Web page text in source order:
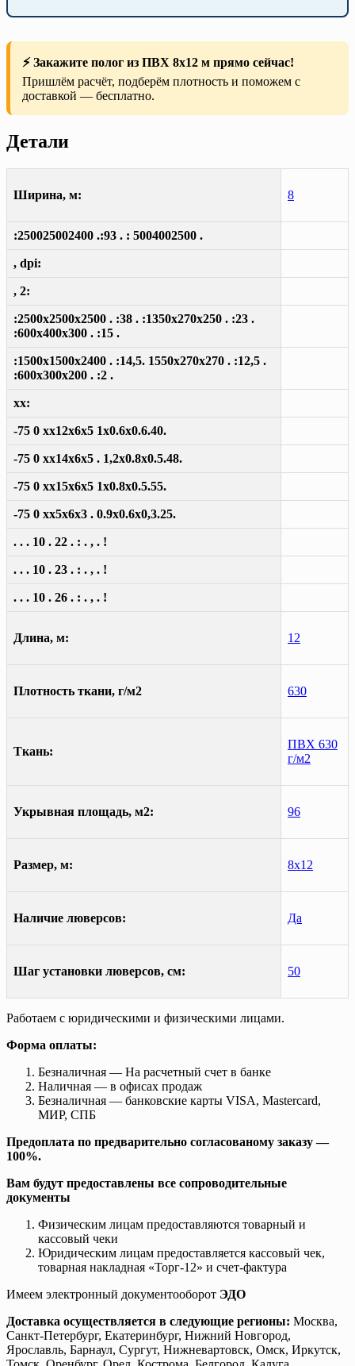
⚡ Закажите полог из ПВХ 8х12 м прямо сейчас!
Пришлём расчёт, подберём плотность и поможем с
доставкой — бесплатно.
Детали
Ширина, м: 8
:250025002400 .:93 . : 5004002500 .
, dpi:
, 2:
:2500x2500x2500 . :38 . :1350x270x250 . :23 .
:600x400x300 . :15 .
:1500x1500x2400 . :14,5. 1550x270x270 . :12,5 .
:600x300x200 . :2 .
xx:
-75 0 xx12x6x5 1x0.6x0.6.40.
-75 0 xx14x6x5 . 1,2x0.8x0.5.48.
-75 0 xx15x6x5 1x0.8x0.5.55.
-75 0 xx5x6x3 . 0.9x0.6x0,3.25.
. . . 10 . 22 . : . , . !
. . . 10 . 23 . : . , . !
. . . 10 . 26 . : . , . !
Длина, м: 12
Плотность ткани, г/м2 630
Ткань:
ПВХ 630
г/м2
Укрывная площадь, м2: 96
Размер, м: 8х12
Наличие люверсов: Да
Шаг установки люверсов, см: 50
Работаем с юридическими и физическими лицами.
Форма оплаты:
Безналичная — На расчетный счет в банке
Наличная — в офисах продаж
Безналичная — банковские карты VISA, Mastercard,
МИР, СПБ
Предоплата по предварительно согласованому заказу —
100%.
Вам будут предоставлены все сопроводительные
документы
Физическим лицам предоставляются товарный и
кассовый чеки
Юридическим лицам предоставляется кассовый чек,
товарная накладная «Торг-12» и счет-фактура
Имеем электронный документооборот ЭДО
Доставка осуществляется в следующие регионы: Москва,
Санкт-Петербург, Екатеринбург, Нижний Новгород,
Ярославль, Барнаул, Сургут, Нижневартовск, Омск, Иркутск,